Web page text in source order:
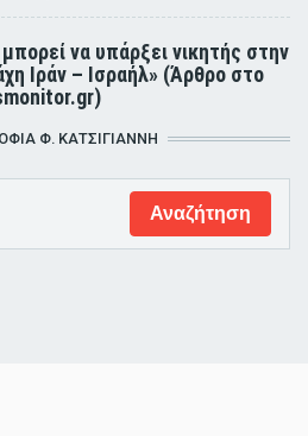
να υπάρξει νικητής στην
Ιράν – Ισραήλ» (Άρθρο στο
Φ. ΚΑΤΣΊΓΙΑΝΝΗ